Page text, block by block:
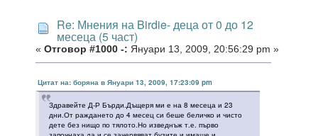
Re: Мнения на Birdie- деца от 0 до 12
месеца (5 част)
« Отговор #1000 -: Януари 13, 2009, 20:56:29 pm »
Цитат на: боряна в Януари 13, 2009, 17:23:09 pm
Здравейте Д-Р Бърди.Дъщеря ми е на 8 месеца и 23
дни.От раждането до 4 месец си беше беличко и чисто
дете без нищо по тялото.Но изведнъж т.е. първо